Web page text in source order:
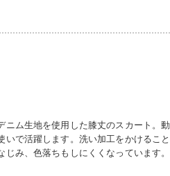
ニム生地を使用した膝丈のスカート。動
いで活躍します。洗い加工をかけること
み、色落ちもしにくくなっています。